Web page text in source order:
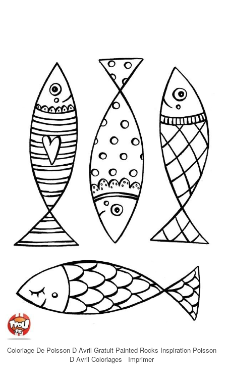
Coloriage De Poisson D Avril Gratuit Painted Rocks Inspiration Poisson
D Avril Coloriages Imprimer